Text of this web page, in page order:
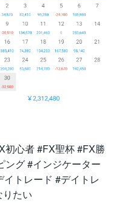
初心者 #FX聖杯 #FX勝
ング #インジケーター
トレード #デイトレ
たい